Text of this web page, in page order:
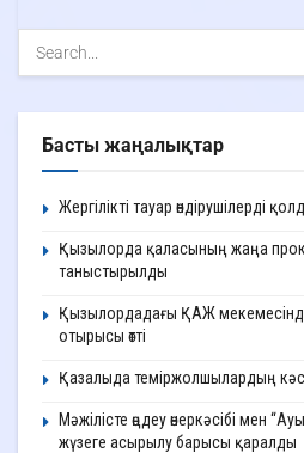
Басты жаңалықтар
Жергілікті тауар өндірушілерді
Қызылорда қаласының жаңа
таныстырылды
Қызылордадағы ҚАЖ мекемесінде
отырысы өтті
Қазалыда теміржолшылардың
Мәжілісте өңдеу өнеркәсібі мен
жүзеге асырылу барысы қаралды